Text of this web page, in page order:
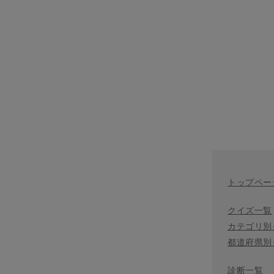
トップペー
クイズ一覧
カテゴリ
都道府県
診断一覧